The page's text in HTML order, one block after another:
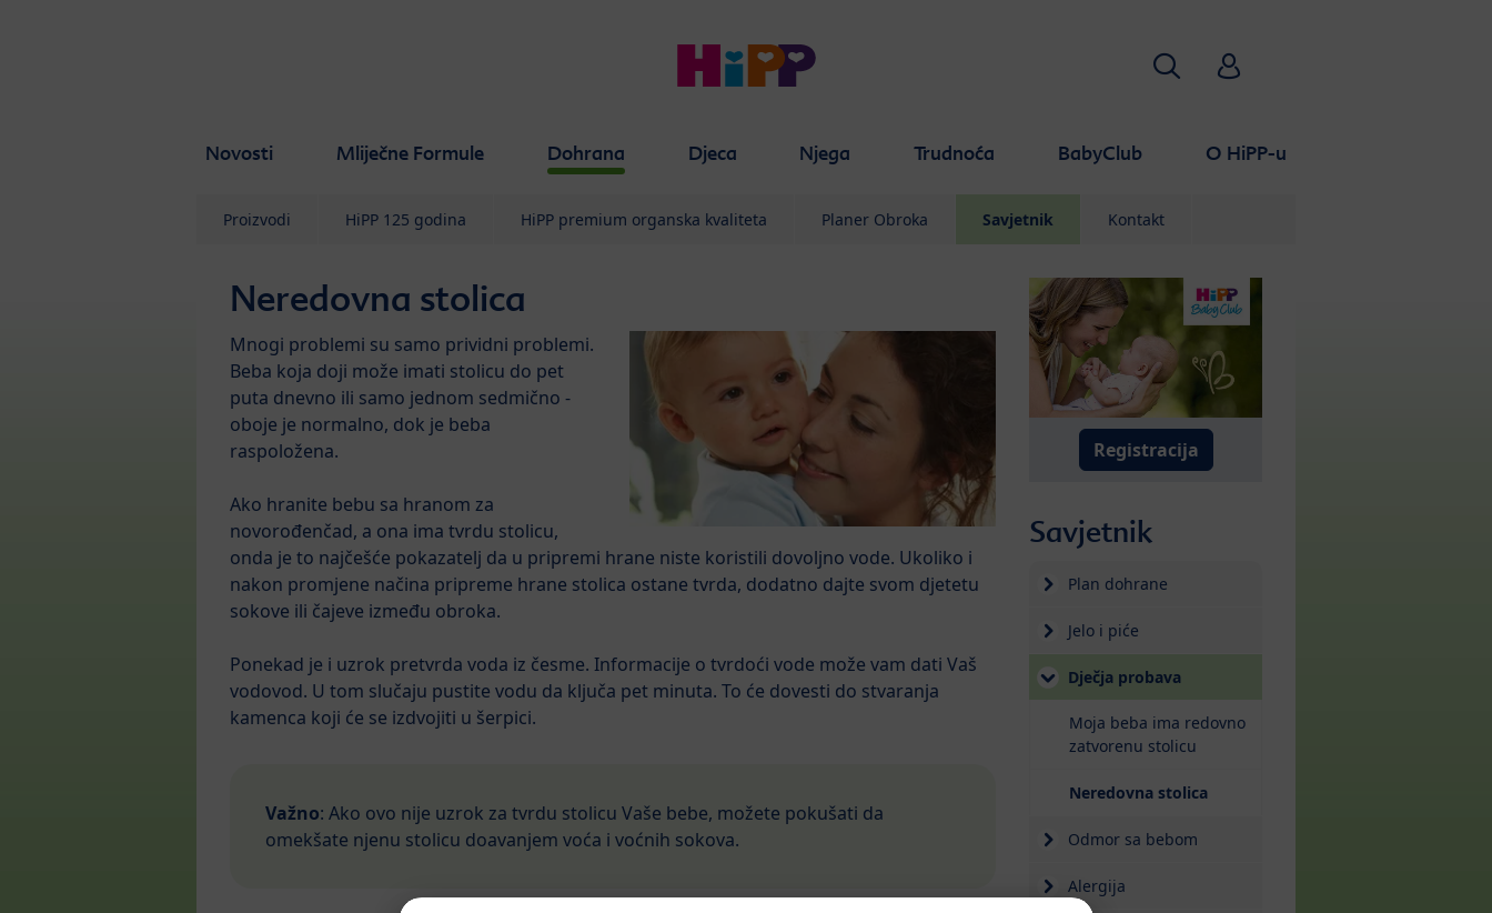
Novosti Mliječne Formule Dohrana Djeca Njega Trudnoća BabyClub O HiPP-u
Traži HiPP Babyclub
Proizvodi HiPP 125 godina HiPP premium organska kvaliteta Planer Obroka Savjetnik Kontakt
Neredovna stolica
Mnogi problemi su samo prividni problemi.
Beba koja doji može imati stolicu do pet
puta dnevno ili samo jednom sedmično -
oboje je normalno, dok je beba
raspoložena.
Ako hranite bebu sa hranom za
novorođenčad, a ona ima tvrdu stolicu,
onda je to najčešće pokazatelj da u pripremi hrane niste koristili dovoljno vode. Ukoliko i
nakon promjene načina pripreme hrane stolica ostane tvrda, dodatno dajte svom djetetu
sokove ili čajeve između obroka.
Ponekad je i uzrok pretvrda voda iz česme. Informacije o tvrdoći vode može vam dati Vaš
vodovod. U tom slučaju pustite vodu da ključa pet minuta. To će dovesti do stvaranja
kamenca koji će se izdvojiti u šerpici.
Važno: Ako ovo nije uzrok za tvrdu stolicu Vaše bebe, možete pokušati da
omekšate njenu stolicu doavanjem voća i voćnih sokova.
Registracija
Savjetnik
Plan dohrane
Jelo i piće
Dječja probava
Moja beba ima redovno
zatvorenu stolicu
Neredovna stolica(current)
Odmor sa bebom
Alergija